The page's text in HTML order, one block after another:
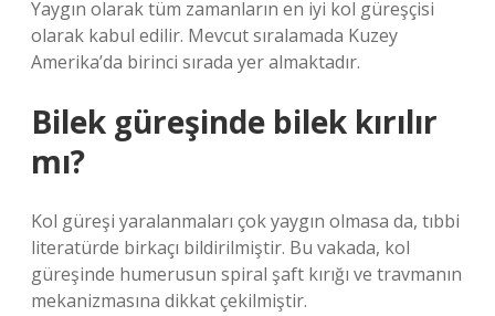
Yaygın olarak tüm zamanların en iyi kol güreşçisi
olarak kabul edilir. Mevcut sıralamada Kuzey
Amerika’da birinci sırada yer almaktadır.
Bilek güreşinde bilek kırılır
mı?
Kol güreşi yaralanmaları çok yaygın olmasa da, tıbbi
literatürde birkaçı bildirilmiştir. Bu vakada, kol
güreşinde humerusun spiral şaft kırığı ve travmanın
mekanizmasına dikkat çekilmiştir.